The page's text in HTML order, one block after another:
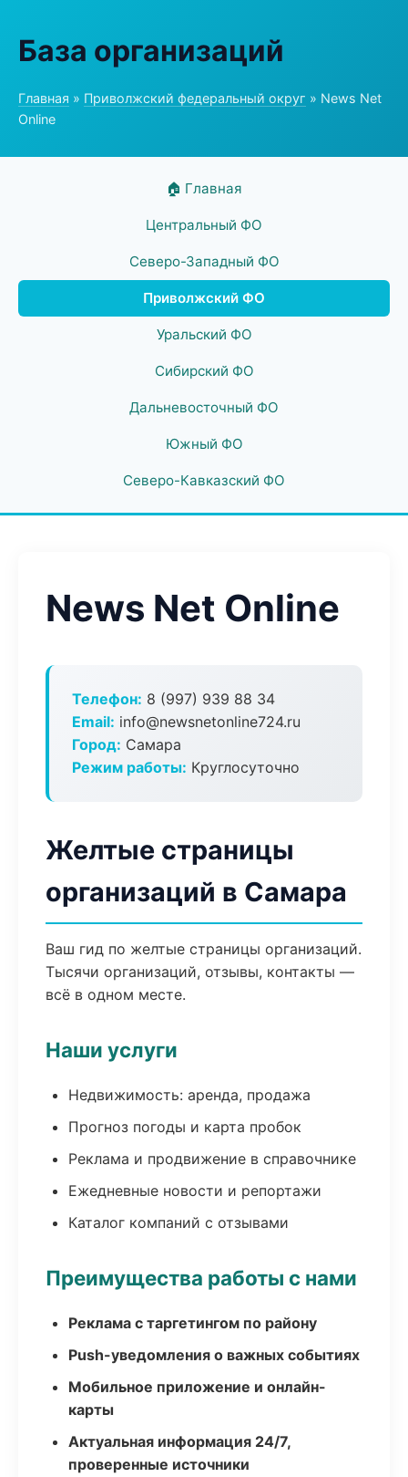
База организаций
Главная » Приволжский федеральный округ » News Net
Online
🏠 Главная
Центральный ФО
Северо-Западный ФО
Приволжский ФО
Уральский ФО
Сибирский ФО
Дальневосточный ФО
Южный ФО
Северо-Кавказский ФО
News Net Online
Телефон: 8 (997) 939 88 34
Email: info@newsnetonline724.ru
Город: Самара
Режим работы: Круглосуточно
Желтые страницы
организаций в Самара
Ваш гид по желтые страницы организаций.
Тысячи организаций, отзывы, контакты —
всё в одном месте.
Наши услуги
Недвижимость: аренда, продажа
Прогноз погоды и карта пробок
Реклама и продвижение в справочнике
Ежедневные новости и репортажи
Каталог компаний с отзывами
Преимущества работы с нами
Реклама с таргетингом по району
Push-уведомления о важных событиях
Мобильное приложение и онлайн-
карты
Актуальная информация 24/7,
проверенные источники